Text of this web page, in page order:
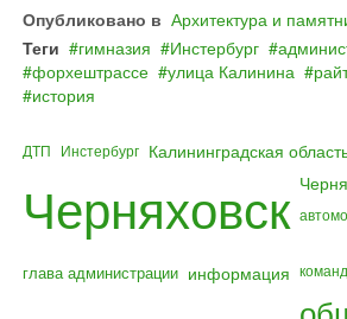
Опубликовано в Архитектура и
Теги
гимназия Инстербург
форхештрассе
улица Калинина
история
ДТП Инстербург Калининградская
Черняховск
глава администрации информация